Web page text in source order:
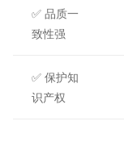
✅ 品质一
致性强
✅ 保护知
识产权